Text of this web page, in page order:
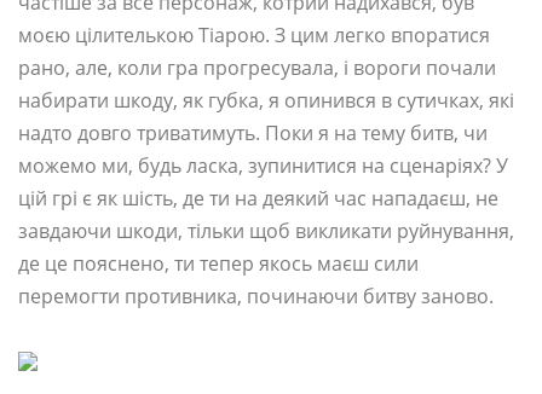
моєю цілителькою Тіарою. З цим легко впоратися
рано, але, коли гра прогресувала, і вороги почали
набирати шкоду, як губка, я опинився в сутичках, які
надто довго триватимуть. Поки я на тему битв, чи
можемо ми, будь ласка, зупинитися на сценаріях? У
цій грі є як шість, де ти на деякий час нападаєш, не
завдаючи шкоди, тільки щоб викликати руйнування,
де це пояснено, ти тепер якось маєш сили
перемогти противника, починаючи битву заново.